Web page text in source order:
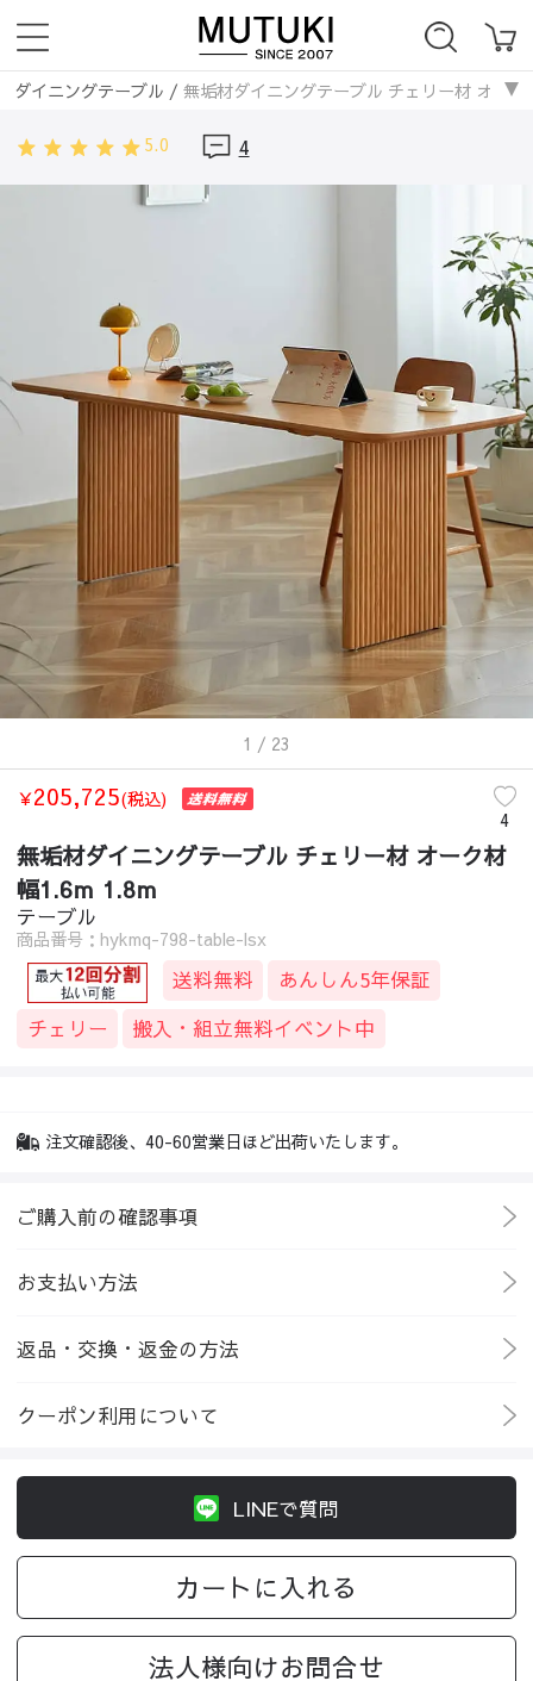
ダイニングテーブル / 無垢材ダイニングテーブル チェリー材 オー
5.0 4
1 / 23
￥205,725(税込)
4
無垢材ダイニングテーブル チェリー材 オーク材
幅1.6ｍ 1.8ｍ
テーブル
商品番号：hykmq-798-table-lsx
送料無料
あんしん5年保証
チェリー
搬入・組立無料イベント中
注文確認後、40-60営業日ほど出荷いたします。
ご購入前の確認事項
お支払い方法
返品・交換・返金の方法
クーポン利用について
LINEで質問
カートに入れる
法人様向けお問合せ